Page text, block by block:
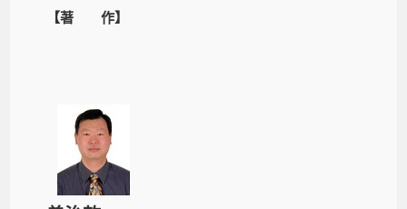
【著 作】